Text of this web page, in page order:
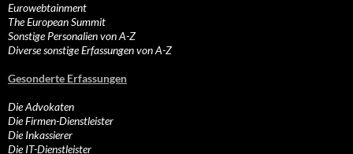
Eurowebtainment
The European Summit
Sonstige Personalien von A-Z
Diverse sonstige Erfassungen von A-Z
Gesonderte Erfassungen
Die Advokaten
Die Firmen-Dienstleister
Die Inkassierer
Die IT-Dienstleister